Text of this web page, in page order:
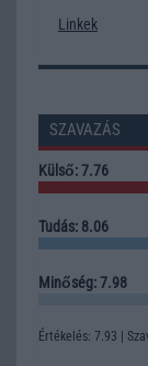
Linkek
SZAVAZÁS
Külső: 7.76
Tudás: 8.06
Minőség: 7.98
Értékelés: 7.93 |